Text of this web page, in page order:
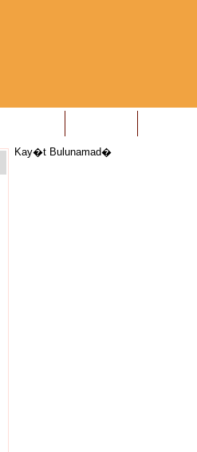
Kay�t Bulunamad�